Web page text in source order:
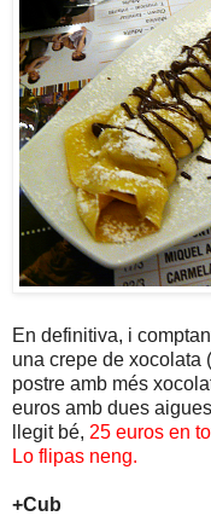
En definitiva, i
una crepe de xocolata
postre amb més
euros amb dues
llegit bé, 25 euros en
Lo flipas neng.
+Cub